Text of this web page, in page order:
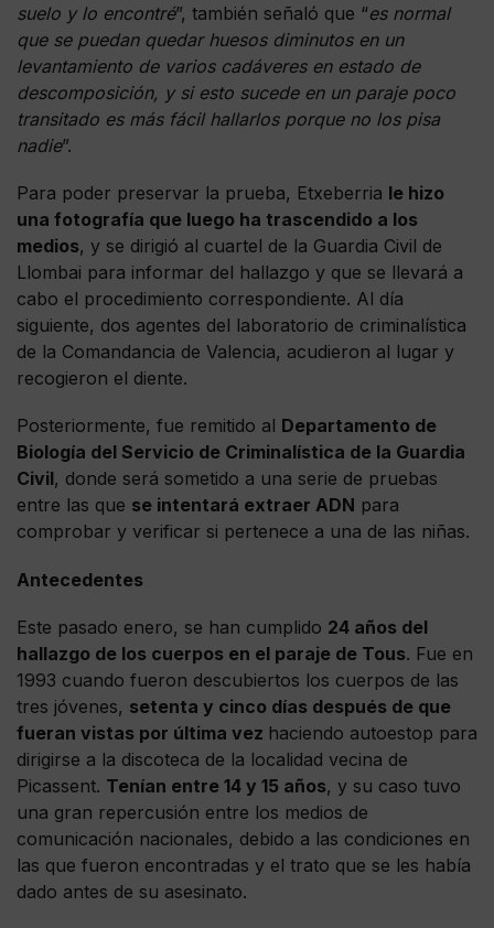
suelo y lo encontré”, también señaló que “es normal
que se puedan quedar huesos diminutos en un
levantamiento de varios cadáveres en estado de
descomposición, y si esto sucede en un paraje poco
transitado es más fácil hallarlos porque no los pisa
nadie”.
Para poder preservar la prueba, Etxeberria le hizo
una fotografía que luego ha trascendido a los
medios, y se dirigió al cuartel de la Guardia Civil de
Llombai para informar del hallazgo y que se llevará a
cabo el procedimiento correspondiente. Al día
siguiente, dos agentes del laboratorio de criminalística
de la Comandancia de Valencia, acudieron al lugar y
recogieron el diente.
Posteriormente, fue remitido al Departamento de
Biología del Servicio de Criminalística de la Guardia
Civil, donde será sometido a una serie de pruebas
entre las que se intentará extraer ADN para
comprobar y verificar si pertenece a una de las niñas.
Antecedentes
Este pasado enero, se han cumplido 24 años del
hallazgo de los cuerpos en el paraje de Tous. Fue en
1993 cuando fueron descubiertos los cuerpos de las
tres jóvenes, setenta y cinco días después de que
fueran vistas por última vez haciendo autoestop para
dirigirse a la discoteca de la localidad vecina de
Picassent. Tenían entre 14 y 15 años, y su caso tuvo
una gran repercusión entre los medios de
comunicación nacionales, debido a las condiciones en
las que fueron encontradas y el trato que se les había
dado antes de su asesinato.